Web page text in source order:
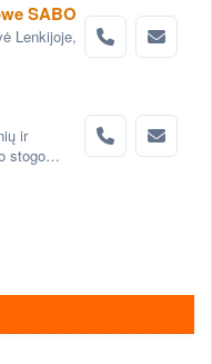
SABO
Lenkijoje,
ir
stogo